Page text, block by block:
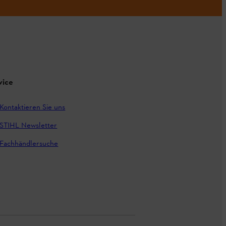
Kontaktieren Sie uns
STIHL Newsletter
Fachhändlersuche